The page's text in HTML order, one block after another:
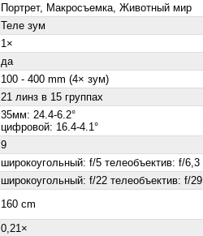
Портрет, Макросъемка, Животный мир
Теле зум
1×
да
100 - 400 mm (4× зум)
21 линз в 15 группах
35мм: 24.4-6.2°
цифровой: 16.4-4.1°
9
широкоугольный: f/5 телеобъектив: f/6,3
широкоугольный: f/22 телеобъектив: f/29
160 cm
0,21×